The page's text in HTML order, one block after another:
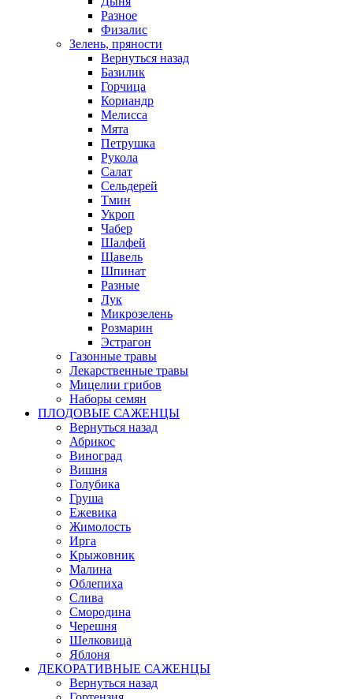
Разное
Физалис
Зелень, пряности
Вернуться назад
Базилик
Горчица
Кориандр
Мелисса
Мята
Петрушка
Рукола
Салат
Сельдерей
Тмин
Укроп
Чабер
Шалфей
Щавель
Шпинат
Разные
Лук
Микрозелень
Розмарин
Эстрагон
Газонные травы
Лекарственные травы
Мицелии грибов
Наборы семян
ПЛОДОВЫЕ САЖЕНЦЫ
Вернуться назад
Абрикос
Виноград
Вишня
Голубика
Груша
Ежевика
Жимолость
Ирга
Крыжовник
Малина
Облепиха
Слива
Смородина
Черешня
Шелковица
Яблоня
ДЕКОРАТИВНЫЕ САЖЕНЦЫ
Вернуться назад